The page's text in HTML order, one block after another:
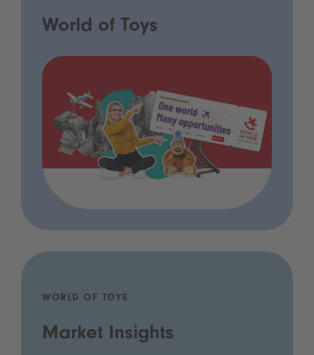
World of Toys
WORLD OF TOYS
Market Insights